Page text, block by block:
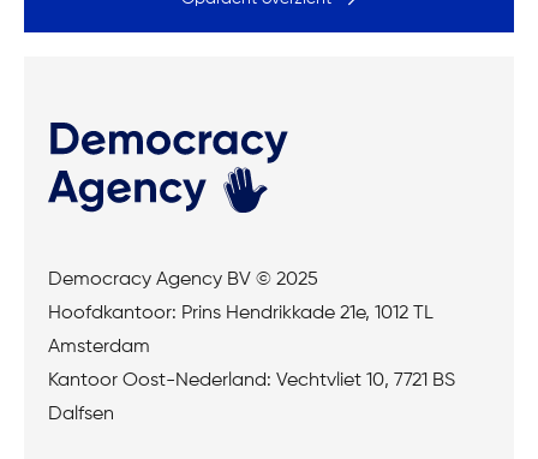
Democracy Agency BV © 2025
Hoofdkantoor: Prins Hendrikkade 21e, 1012 TL
Amsterdam
Kantoor Oost-Nederland: Vechtvliet 10, 7721 BS
Dalfsen